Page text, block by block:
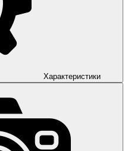
Характеристики